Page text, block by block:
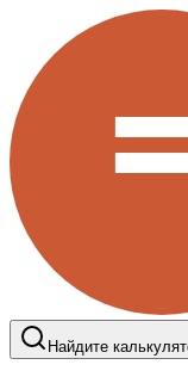
Найдите